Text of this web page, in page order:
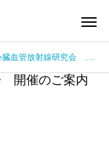
放射線研究会 開催のご案内
開催のご案内